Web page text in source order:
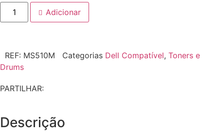
Adicionar
REF: MS510M Categorias Dell Compatível, Toners e
Drums
PARTILHAR:
Descrição